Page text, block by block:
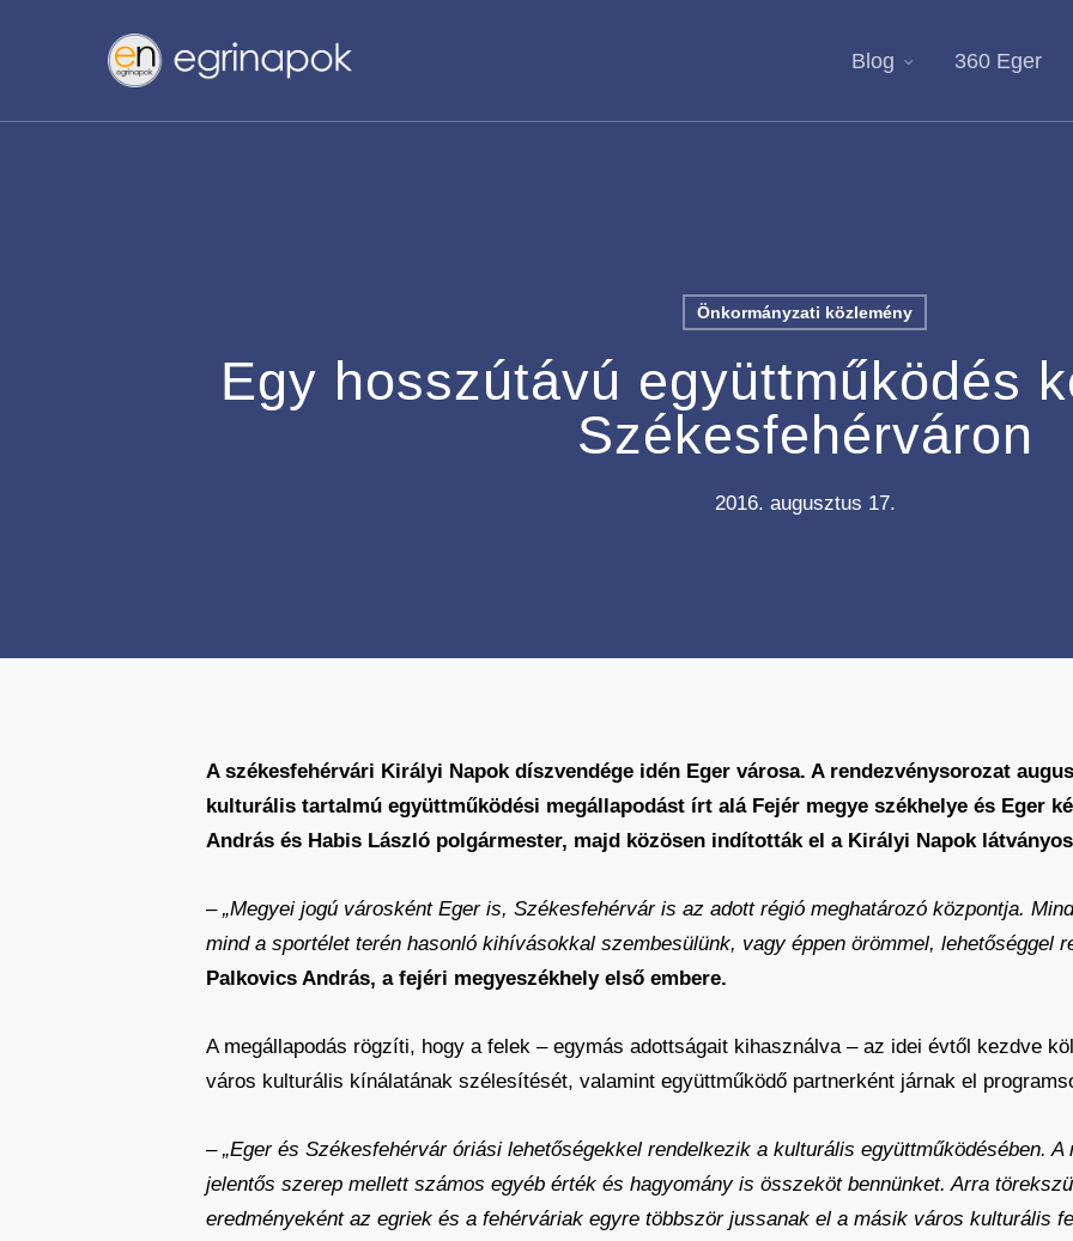
content
Blog 360 Eger
Önkormányzati közlemény
Egy hosszútávú együttműködés
Székesfehérváron
2016. augusztus 17.
A székesfehérvári Királyi Napok díszvendége idén Eger városa. A rendezvénysorozat
kulturális tartalmú együttműködési megállapodást írt alá Fejér megye székhelye és Eger
András és Habis László polgármester, majd közösen indították el a Királyi Napok
– „Megyei jogú városként Eger is, Székesfehérvár is az adott régió meghatározó központja.
mind a sportélet terén hasonló kihívásokkal szembesülünk, vagy éppen örömmel, lehetőséggel
Palkovics András, a fejéri megyeszékhely első embere.
A megállapodás rögzíti, hogy a felek – egymás adottságait kihasználva – az idei évtől kezdve
város kulturális kínálatának szélesítését, valamint együttműködő partnerként járnak el
– „Eger és Székesfehérvár óriási lehetőségekkel rendelkezik a kulturális együttműködésében.
jelentős szerep mellett számos egyéb érték és hagyomány is összeköt bennünket. Arra
eredményeként az egriek és a fehérváriak egyre többször jussanak el a másik város kulturális